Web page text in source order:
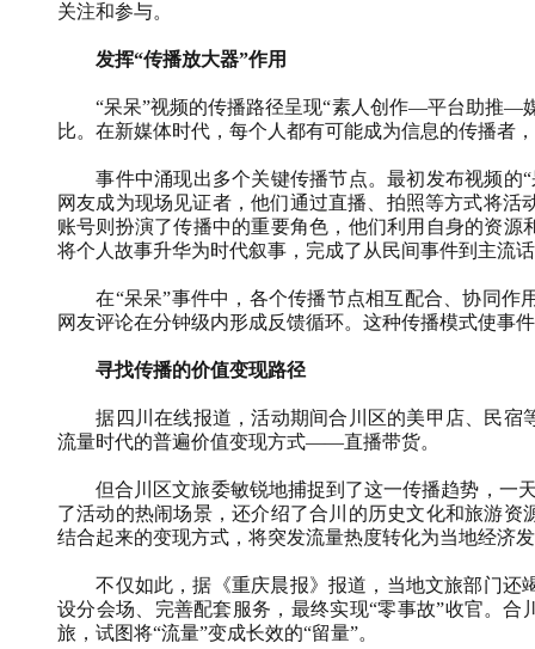
关注和参与。
发挥“传播放大器”作用
“呆呆”视频的传播路径呈现“素人创作—平台助推—
比。在新媒体时代，每个人都有可能成为信息的传播者
事件中涌现出多个关键传播节点。最初发布视频的
网友成为现场见证者，他们通过直播、拍照等方式将
账号则扮演了传播中的重要角色，他们利用自身的资
将个人故事升华为时代叙事，完成了从民间事件到主流
在“呆呆”事件中，各个传播节点相互配合、协同作
网友评论在分钟级内形成反馈循环。这种传播模式使事
寻找传播的价值变现路径
据四川在线报道，活动期间合川区的美甲店、民宿
流量时代的普遍价值变现方式——直播带货。
但合川区文旅委敏锐地捕捉到了这一传播趋势，一
了活动的热闹场景，还介绍了合川的历史文化和旅游
结合起来的变现方式，将突发流量热度转化为当地经济
不仅如此，据《重庆晨报》报道，当地文旅部门
设分会场、完善配套服务，最终实现“零事故”收官。
旅，试图将“流量”变成长效的“留量”。